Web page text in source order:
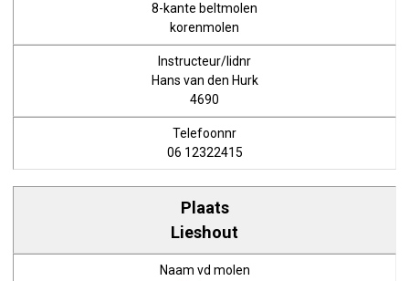
8-kante beltmolen
korenmolen
Hans van den Hurk
4690
06 12322415
Lieshout